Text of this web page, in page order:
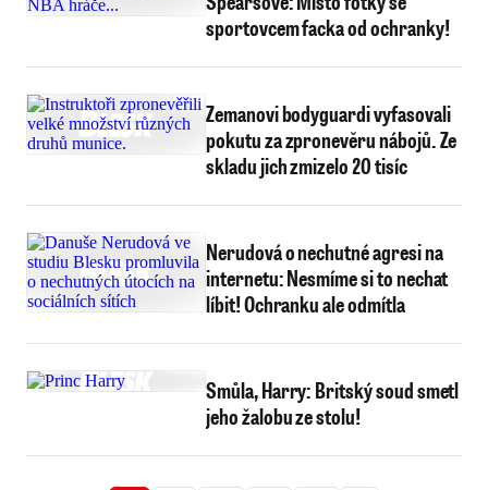
sportovcem facka od ochranky!
Zemanovi bodyguardi vyfasovali
pokutu za zpronevěru nábojů. Ze
skladu jich zmizelo 20 tisíc
Nerudová o nechutné agresi na
internetu: Nesmíme si to nechat
líbit! Ochranku ale odmítla
Smůla, Harry: Britský soud smetl
jeho žalobu ze stolu!